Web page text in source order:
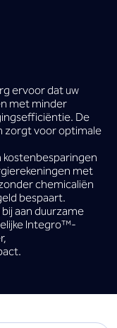
ervoor dat uw
met minder
De
zorgt voor optimale
met
chemicaliën
bespaart.
aan duurzame
lntegro™-